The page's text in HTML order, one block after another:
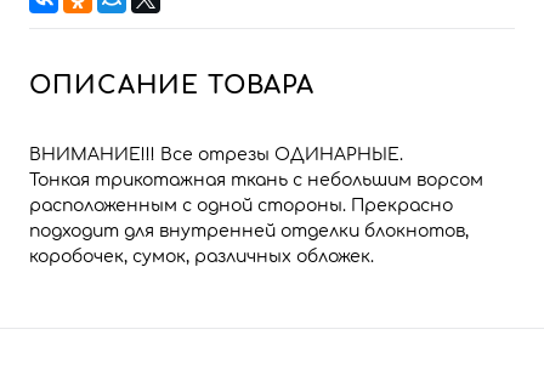
ОПИСАНИЕ ТОВАРА
ВНИМАНИЕ!!! Все отрезы ОДИНАРНЫЕ.
Тонкая трикотажная ткань с небольшим ворсом
расположенным с одной стороны. Прекрасно
подходит для внутренней отделки блокнотов,
коробочек, сумок, различных обложек.